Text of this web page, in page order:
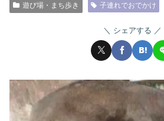
遊び場・まち歩き 子連れでおでかけ
シェアする